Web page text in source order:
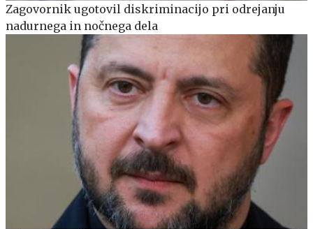
Zagovornik ugotovil diskriminacijo pri odrejanju
nadurnega in nočnega dela